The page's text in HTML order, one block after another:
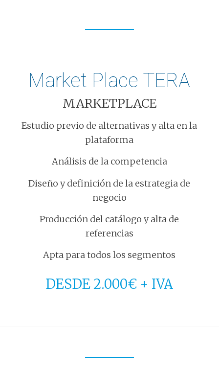
Market Place TERA
MARKETPLACE
Estudio previo de alternativas y alta en la
plataforma
Análisis de la competencia
Diseño y definición de la estrategia de
negocio
Producción del catálogo y alta de
referencias
Apta para todos los segmentos
DESDE 2.000€ + IVA